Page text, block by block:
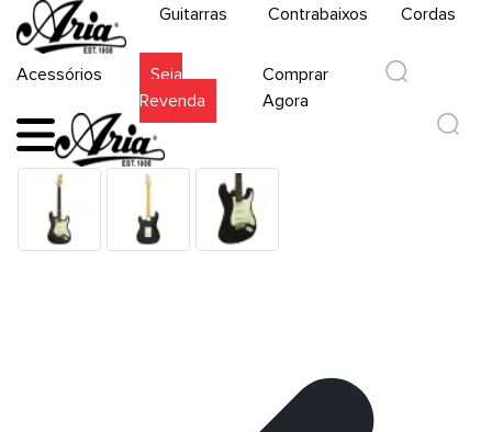
Guitarras Contrabaixos Cordas
Acessórios
Seja
Revenda
Comprar
Agora